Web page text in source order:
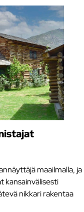
maailmalla, ja
kansainvälisesti
nikkari rakentaa